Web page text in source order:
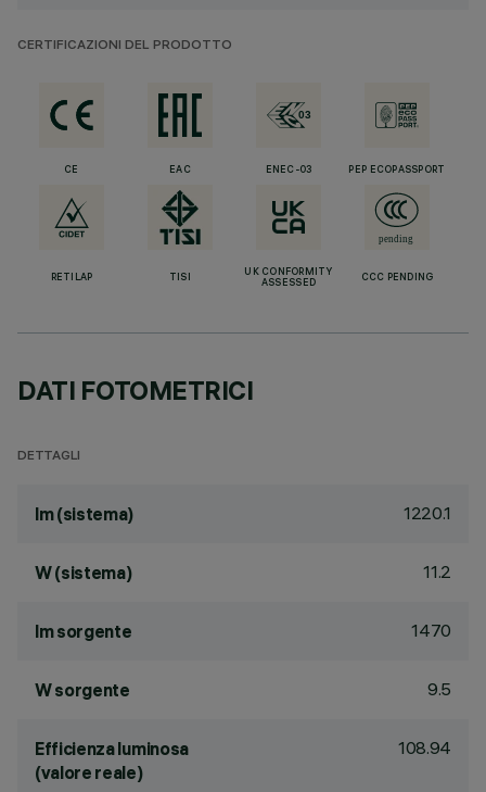
CERTIFICAZIONI DEL PRODOTTO
CE EAC ENEC-03 PEP ECOPASSPORT
RETILAP TISI
UK CONFORMITY
ASSESSED
CCC PENDING
DATI FOTOMETRICI
DETTAGLI
lm (sistema) 1220.1
W (sistema) 11.2
lm sorgente 1470
W sorgente 9.5
Efficienza luminosa
(valore reale)
108.94